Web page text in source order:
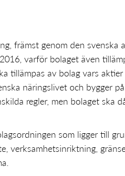
främst genom den svenska
varför bolaget även
tillämpas av bolag vars
näringslivet och bygger
regler, men bolaget ska
som ligger till
verksamhetsinriktning,